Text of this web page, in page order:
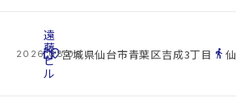
2026.08.08
cottage
遠
藤
ビ
ル
location_on宮城県仙台市青葉区吉成3丁目 directions_walk